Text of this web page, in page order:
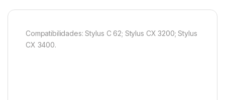
Compatibilidades: Stylus C 62; Stylus CX 3200; Stylus
CX 3400.